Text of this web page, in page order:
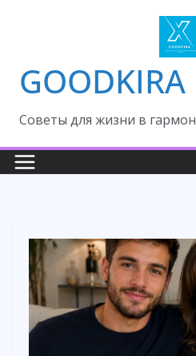
GOODKIRA
Cоветы для жизни в